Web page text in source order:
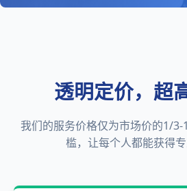
透明定价，超
我们的服务价格仅为市场价的1/
槛，让每个人都能获得